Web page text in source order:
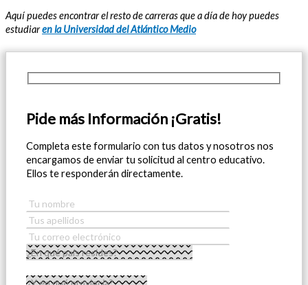
Aquí puedes encontrar el resto de carreras que a día de hoy puedes
estudiaren la Universidad del Atlántico Medio
Pide más Información ¡Gratis!
Completa este formulario con tus datos y nosotros nos
encargamos de enviar tu solicitud al centro educativo.
Ellos te responderán directamente.